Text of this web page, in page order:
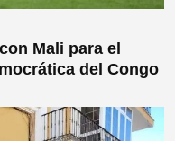
Mali para el
del Congo